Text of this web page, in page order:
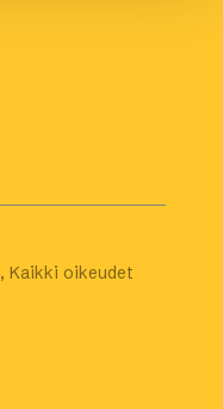
Kaikki oikeudet